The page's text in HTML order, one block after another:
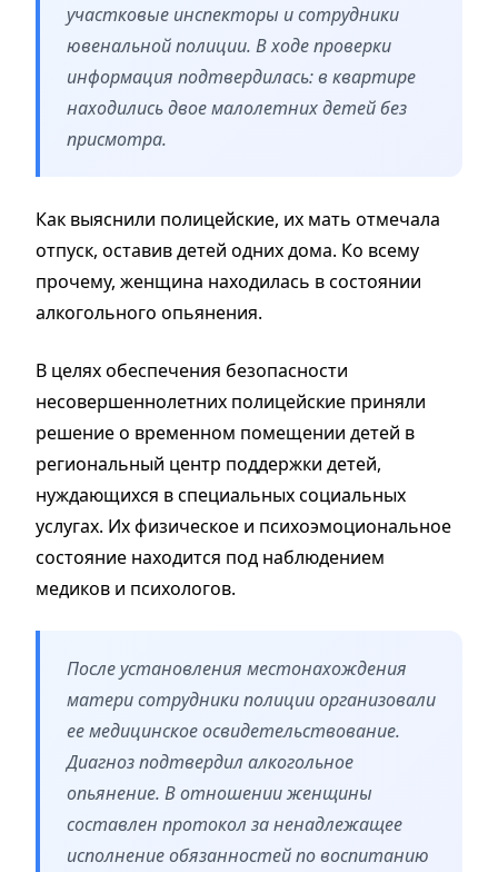
участковые инспекторы и сотрудники
ювенальной полиции. В ходе проверки
информация подтвердилась: в квартире
находились двое малолетних детей без
присмотра.
Как выяснили полицейские, их мать отмечала
отпуск, оставив детей одних дома. Ко всему
прочему, женщина находилась в состоянии
алкогольного опьянения.
В целях обеспечения безопасности
несовершеннолетних полицейские приняли
решение о временном помещении детей в
региональный центр поддержки детей,
нуждающихся в специальных социальных
услугах. Их физическое и психоэмоциональное
состояние находится под наблюдением
медиков и психологов.
После установления местонахождения
матери сотрудники полиции организовали
ее медицинское освидетельствование.
Диагноз подтвердил алкогольное
опьянение. В отношении женщины
составлен протокол за ненадлежащее
исполнение обязанностей по воспитанию